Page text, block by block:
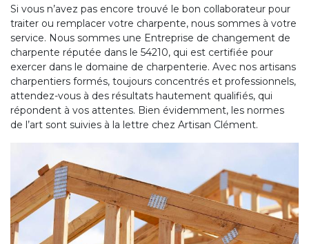
Si vous n’avez pas encore trouvé le bon collaborateur pour
traiter ou remplacer votre charpente, nous sommes à votre
service. Nous sommes une Entreprise de changement de
charpente réputée dans le 54210, qui est certifiée pour
exercer dans le domaine de charpenterie. Avec nos artisans
charpentiers formés, toujours concentrés et professionnels,
attendez-vous à des résultats hautement qualifiés, qui
répondent à vos attentes. Bien évidemment, les normes
de l’art sont suivies à la lettre chez Artisan Clément.